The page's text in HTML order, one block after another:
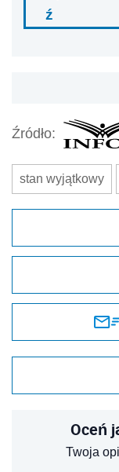
ź
Źródło:
stan wyjątkowy
Oceń
Twoja